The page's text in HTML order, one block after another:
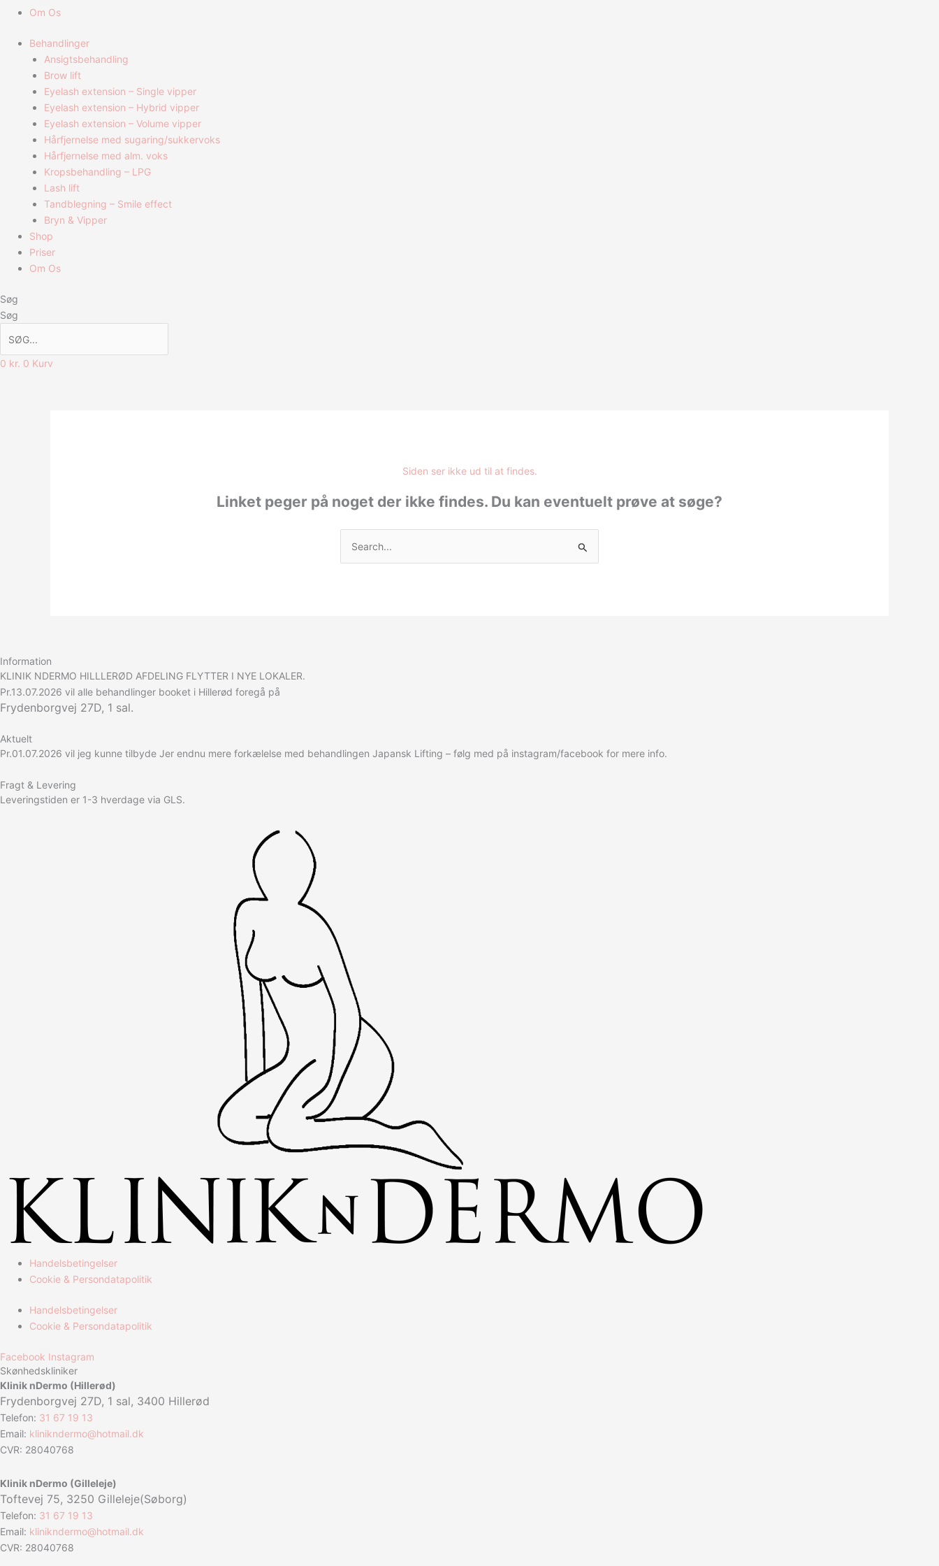
Om Os
Behandlinger
Ansigtsbehandling
Brow lift
Eyelash extension – Single vipper
Eyelash extension – Hybrid vipper
Eyelash extension – Volume vipper
Hårfjernelse med sugaring/sukkervoks
Hårfjernelse med alm. voks
Kropsbehandling – LPG
Lash lift
Tandblegning – Smile effect
Bryn & Vipper
Shop
Priser
Om Os
Søg
Søg
0 kr. 0 Kurv
Siden ser ikke ud til at findes.
Linket peger på noget der ikke findes. Du kan eventuelt prøve at søge?
Søg
efter:
Information
KLINIK NDERMO HILLLERØD AFDELING FLYTTER I NYE LOKALER.
Pr.13.07.2026 vil alle behandlinger booket i Hillerød foregå på
Frydenborgvej 27D, 1 sal.
Aktuelt
Pr.01.07.2026 vil jeg kunne tilbyde Jer endnu mere forkælelse med behandlingen Japansk Lifting – følg med på instagram/facebook for mere info.
Fragt & Levering
Leveringstiden er 1-3 hverdage via GLS.
Handelsbetingelser
Cookie & Persondatapolitik
Handelsbetingelser
Cookie & Persondatapolitik
Facebook Instagram
Skønhedskliniker
Klinik nDermo (Hillerød)
Frydenborgvej 27D, 1 sal, 3400 Hillerød
Telefon: 31 67 19 13
Email: klinikndermo@hotmail.dk
CVR: 28040768
Klinik nDermo (Gilleleje)
Toftevej 75, 3250 Gilleleje(Søborg)
Telefon: 31 67 19 13
Email: klinikndermo@hotmail.dk
CVR: 28040768